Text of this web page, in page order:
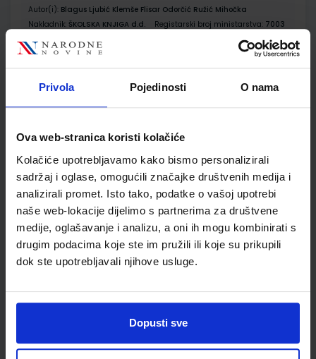
Privola Pojedinosti O nama
Ova web-stranica koristi kolačiće
Kolačiće upotrebljavamo kako bismo personalizirali
sadržaj i oglase, omogućili značajke društvenih medija i
analizirali promet. Isto tako, podatke o vašoj upotrebi
naše web-lokacije dijelimo s partnerima za društvene
medije, oglašavanje i analizu, a oni ih mogu kombinirati s
drugim podacima koje ste im pružili ili koje su prikupili
dok ste upotrebljavali njihove usluge.
Dopusti sve
Autor(i): Blagus Ljubić Klemše Flisar Odorčić Ružić Mihočka
Nakladnik: ŠKOLSKA KNJIGA d.d. Registarski broj ministarstva: 7003
SKU: 567184
Udžbenik
osnovne škole
Autor(i):Josipa Blagus Marijana Šundov Ana Budojević
Nakladnik:
Registarski broj ministarstva:
7003-DOM
SKU:567185 CIJENA:11,50 €
ŠIFRA OMOTA: 500744
PRIRODA, DRUŠTVO I JA 3; radni udžbenik iz prirode i društva